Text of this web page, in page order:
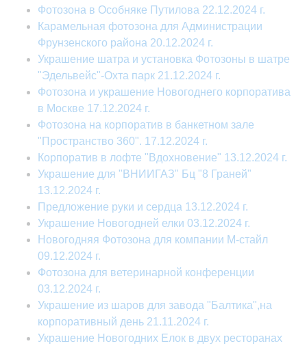
Фотозона в Особняке Путилова 22.12.2024 г.
Карамельная фотозона для Администрации
Фрунзенского района 20.12.2024 г.
Украшение шатра и установка Фотозоны в шатре
"Эдельвейс"-Охта парк 21.12.2024 г.
Фотозона и украшение Новогоднего корпоратива
в Москве 17.12.2024 г.
Фотозона на корпоратив в банкетном зале
"Пространство 360". 17.12.2024 г.
Корпоратив в лофте "Вдохновение" 13.12.2024 г.
Украшение для "ВНИИГАЗ" Бц "8 Граней"
13.12.2024 г.
Предложение руки и сердца 13.12.2024 г.
Украшение Новогодней елки 03.12.2024 г.
Новогодняя Фотозона для компании М-стайл
09.12.2024 г.
Фотозона для ветеринарной конференции
03.12.2024 г.
Украшение из шаров для завода "Балтика",на
корпоративный день 21.11.2024 г.
Украшение Новогодних Елок в двух ресторанах